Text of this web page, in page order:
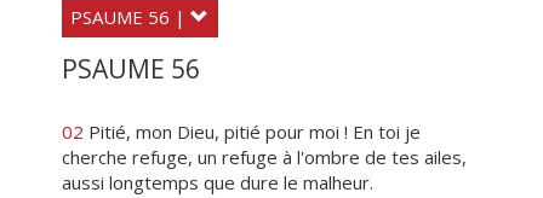
PSAUME 56 |
PSAUME 56
02 Pitié, mon Dieu, pitié pour moi ! En toi je
cherche refuge, un refuge à l'ombre de tes ailes,
aussi longtemps que dure le malheur.